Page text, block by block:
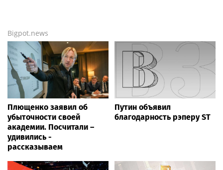
Bigpot.news
Плющенко заявил об
убыточности своей
академии. Посчитали –
удивились -
рассказываем
Путин объявил
благодарность рэперу ST